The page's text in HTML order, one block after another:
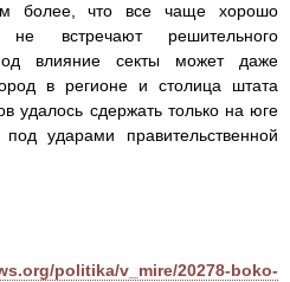
более, что все чаще хорошо
не встречают решительного
влияние секты может даже
в регионе и столица штата
удалось сдержать только на юге
ударами правительственной
politika/v_mire/20278-boko-